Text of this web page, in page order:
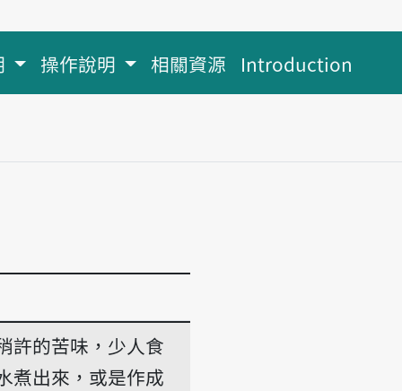
操作說明 相關資源 Introduction
許的苦味，少人食
煮出來，或是作成